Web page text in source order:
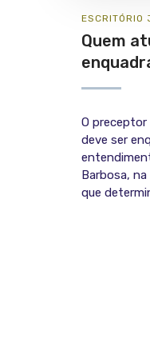
ESCRITÓRIO
Quem
O
deve ser
Barbosa,
que